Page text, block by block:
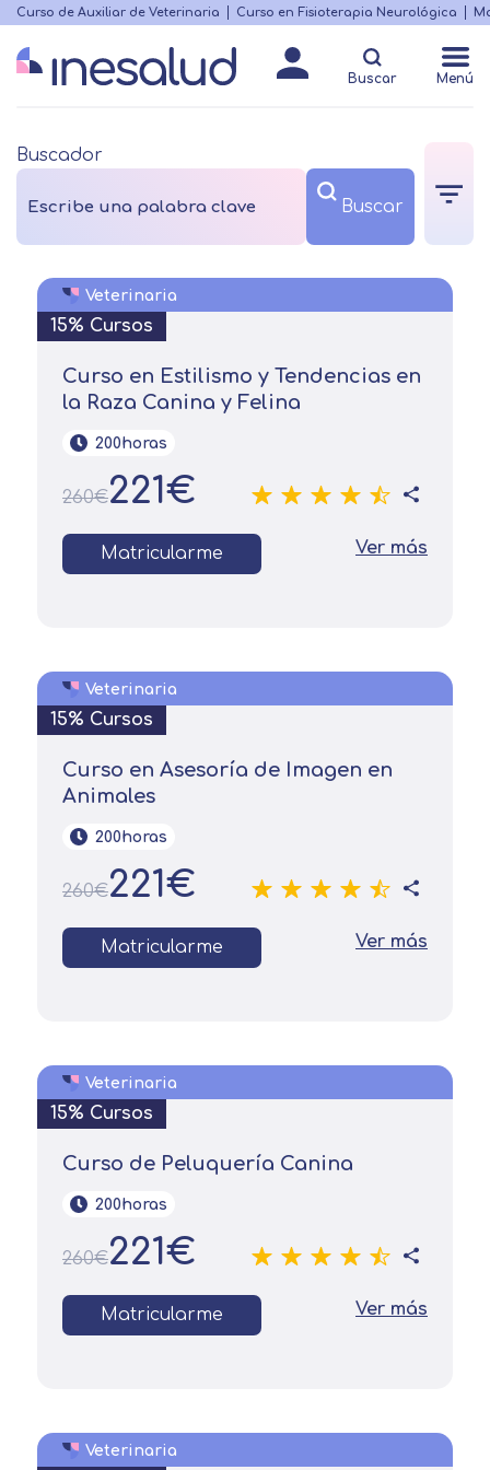
Skip
main
content
Menú
destacado
Curso de Auxiliar de Veterinaria Curso en Fisioterapia Neurológica
Buscar Menú
Buscador
Veterinaria
15% Cursos
Curso en Estilismo y Tendencias en
la Raza Canina y Felina
200horas
260€221€
Matricularme Ver más
Veterinaria
15% Cursos
Curso en Asesoría de Imagen en
Animales
200horas
260€221€
Matricularme Ver más
Veterinaria
15% Cursos
Curso de Peluquería Canina
200horas
260€221€
Matricularme Ver más
Veterinaria
Solicitar
Nombre
Matricularme